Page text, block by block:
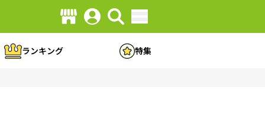
ランキング 特集